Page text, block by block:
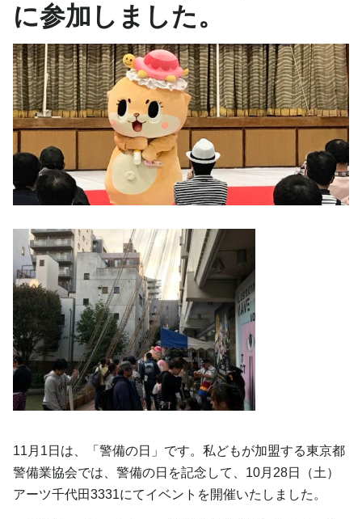
に参加しました。
11月1日は、「警備の日」です。私どもが加盟する東京都
警備業協会では、警備の日を記念して、10月28日（土）
アーツ千代田3331にてイベントを開催いたしました。